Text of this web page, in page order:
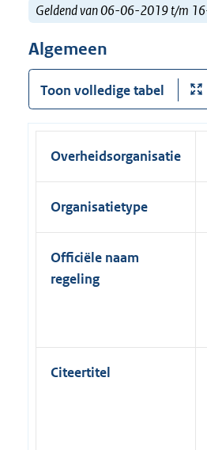
Geldend van 06-06-2019 t/m
Algemeen
Toon volledige tabel
Overheidsorganisatie
Organisatietype
Officiële naam
regeling
Citeertitel